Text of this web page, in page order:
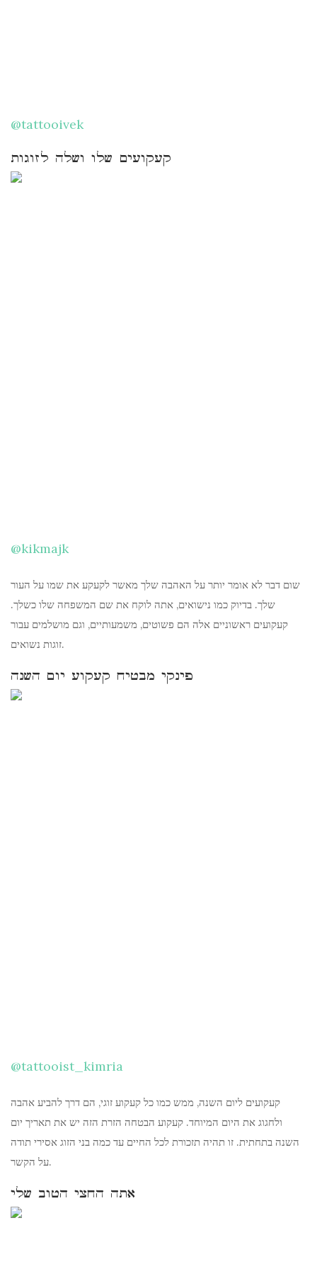
@tattooivek
קעקועים שלו ושלה לזוגות
@kikmajk
שום דבר לא אומר יותר על האהבה שלך מאשר לקעקע את שמו על העור
שלך. בדיוק כמו נישואים, אתה לוקח את שם המשפחה שלו כשלך.
קעקועים ראשוניים אלה הם פשוטים, משמעותיים, וגם מושלמים עבור
זוגות נשואים.
פינקי מבטיח קעקוע יום השנה
@tattooist_kimria
קעקועים ליום השנה, ממש כמו כל קעקוע זוגי, הם דרך להביע אהבה
ולחגוג את היום המיוחד. קעקוע הבטחה הזרת הזה יש את תאריך יום
השנה בתחתית. זו תהיה תזכורת לכל החיים עד כמה בני הזוג אסירי תודה
על הקשר.
אתה החצי הטוב שלי